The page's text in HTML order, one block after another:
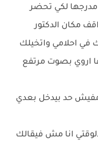
مدرجها لكي تحضر
مكان الدكتور
في احلامي واتخيلك
اروي بصوت مرتفع
مفيش حد بيدخل بعدي
انا مش فيقالك